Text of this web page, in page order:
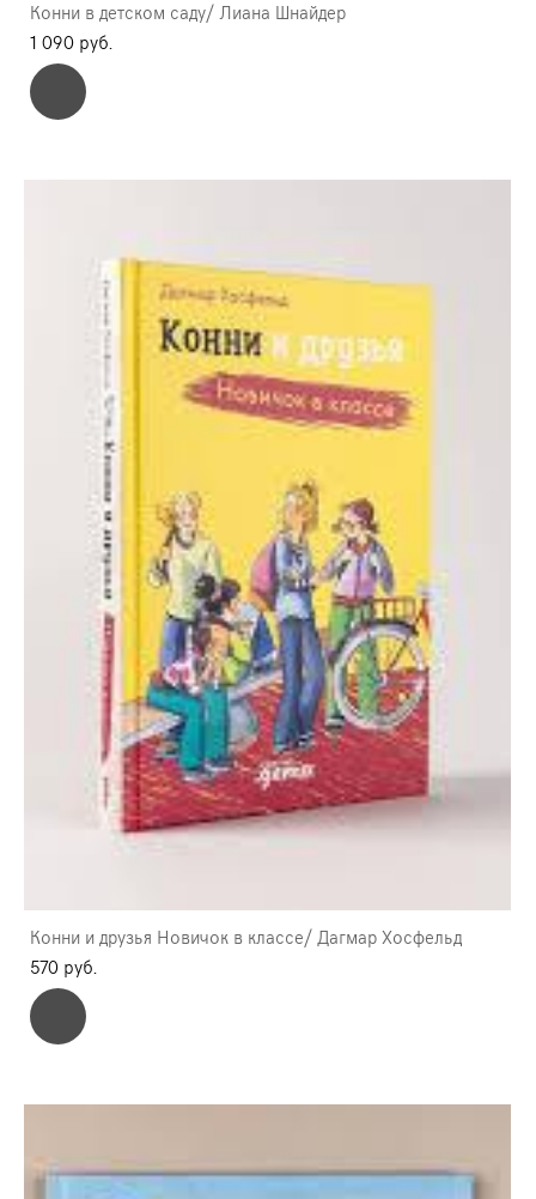
Конни в детском саду/ Лиана Шнайдер
1 090 pуб.
Конни и друзья Новичок в классе/ Дагмар Хосфельд
570 pуб.